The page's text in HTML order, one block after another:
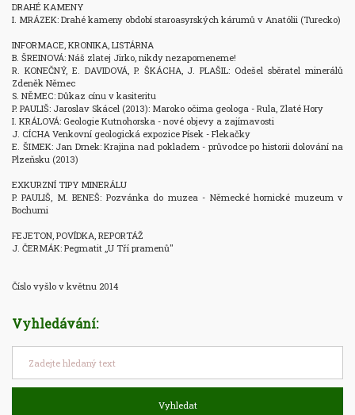
DRAHÉ KAMENY
I. MRÁZEK: Drahé kameny období staroasyrských kárumů v Anatólii (Turecko)
INFORMACE, KRONIKA, LISTÁRNA
B. ŠREINOVÁ: Náš zlatej Jirko, nikdy nezapomeneme!
R. KONEČNÝ, E. DAVIDOVÁ, P. ŠKÁCHA, J. PLAŠIL: Odešel sběratel minerálů
Zdeněk Němec
S. NĚMEC: Důkaz cínu v kasiteritu
P. PAULIŠ: Jaroslav Skácel (2013): Maroko očima geologa - Rula, Zlaté Hory
I. KRÁLOVÁ: Geologie Kutnohorska - nové objevy a zajímavosti
J. CÍCHA Venkovní geologická expozice Písek - Flekačky
E. ŠIMEK: Jan Drnek: Krajina nad pokladem - průvodce po historii dolování na
Plzeňsku (2013)
EXKURZNÍ TIPY MINERÁLU
P. PAULIŠ, M. BENEŠ: Pozvánka do muzea - Německé hornické muzeum v
Bochumi
FEJETON, POVÍDKA, REPORTÁŽ
J. ČERMÁK: Pegmatit „U Tří pramenů"
Číslo vyšlo v květnu 2014
Vyhledávání:
Vyhledat